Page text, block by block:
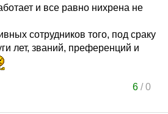
и все равно нихрена не
сотрудников того, под сраку
лет, званий, преференций и
6/0